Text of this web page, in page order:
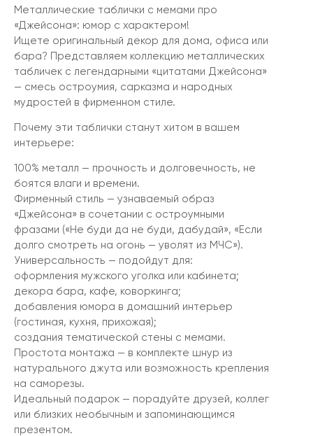
Металлические таблички с мемами про
«Джейсона»: юмор с характером!
Ищете оригинальный декор для дома, офиса или
бара? Представляем коллекцию металлических
табличек с легендарными «цитатами Джейсона»
— смесь остроумия, сарказма и народных
мудростей в фирменном стиле.
Почему эти таблички станут хитом в вашем
интерьере:
100% металл — прочность и долговечность, не
боятся влаги и времени.
Фирменный стиль — узнаваемый образ
«Джейсона» в сочетании с остроумными
фразами («Не буди да не буди, дабудай», «Если
долго смотреть на огонь — уволят из МЧС»).
Универсальность — подойдут для:
оформления мужского уголка или кабинета;
декора бара, кафе, коворкинга;
добавления юмора в домашний интерьер
(гостиная, кухня, прихожая);
создания тематической стены с мемами.
Простота монтажа — в комплекте шнур из
натурального джута или возможность крепления
на саморезы.
Идеальный подарок — порадуйте друзей, коллег
или близких необычным и запоминающимся
презентом.